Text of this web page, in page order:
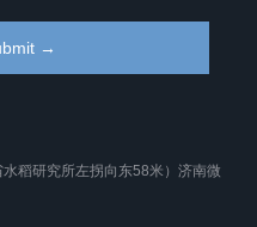
稻研究所左拐向东58米）济南微